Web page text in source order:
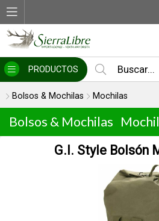
PRODUCTOS
Bolsos & Mochilas Mochilas
Bolsos & Mochilas
G.I. Style Bolsón